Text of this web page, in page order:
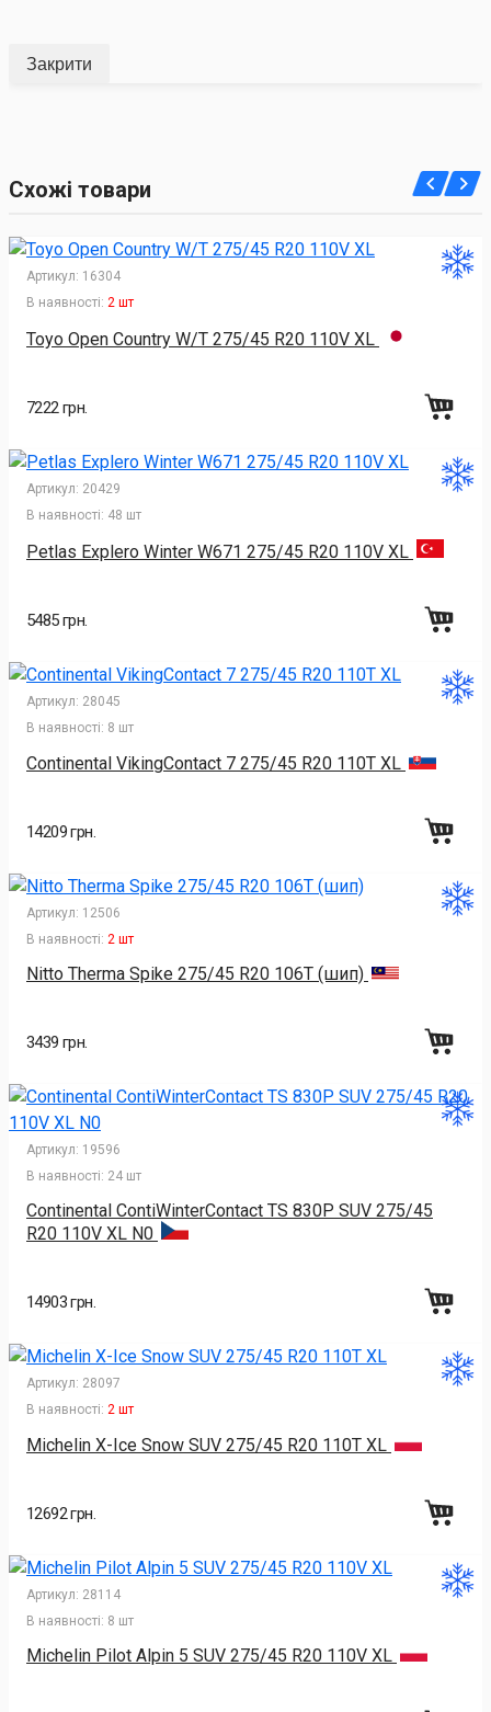
Закрити
Схожі товари
Артикул: 16304
В наявності: 2 шт
Toyo Open Country W/T 275/45 R20 110V XL
7222 грн.
Артикул: 20429
В наявності: 48 шт
Petlas Explero Winter W671 275/45 R20 110V XL
5485 грн.
Артикул: 28045
В наявності: 8 шт
Continental VikingContact 7 275/45 R20 110T XL
14209 грн.
Артикул: 12506
В наявності: 2 шт
Nitto Therma Spike 275/45 R20 106T (шип)
3439 грн.
Артикул: 19596
В наявності: 24 шт
Continental ContiWinterContact TS 830P SUV 275/45
R20 110V XL N0
14903 грн.
Артикул: 28097
В наявності: 2 шт
Michelin X-Ice Snow SUV 275/45 R20 110T XL
12692 грн.
Артикул: 28114
В наявності: 8 шт
Michelin Pilot Alpin 5 SUV 275/45 R20 110V XL